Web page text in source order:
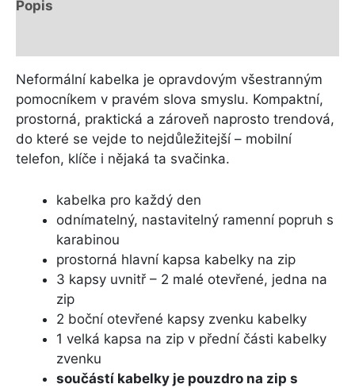
Popis
Neformální kabelka je opravdovým všestranným
pomocníkem v pravém slova smyslu. Kompaktní,
prostorná, praktická a zároveň naprosto trendová,
do které se vejde to nejdůležitejší – mobilní
telefon, klíče i nějaká ta svačinka.
kabelka pro každý den
odnímatelný, nastavitelný ramenní popruh s
karabinou
prostorná hlavní kapsa kabelky na zip
3 kapsy uvnitř – 2 malé otevřené, jedna na
zip
2 boční otevřené kapsy zvenku kabelky
1 velká kapsa na zip v přední části kabelky
zvenku
součástí kabelky je pouzdro na zip s